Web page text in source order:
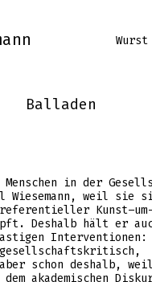
Balladen
in der
Wiesemann, weil sie
Deshalb hält er
Interventionen:
gesellschaftskritisch,
schon deshalb,
akademischen